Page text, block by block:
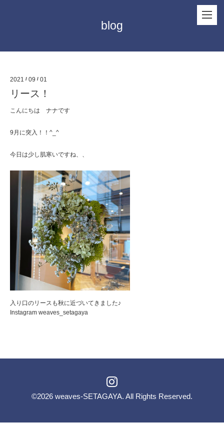
blog
2021 / 09 / 01
リース！
こんにちは ナナです
9月に突入！！^_^
今日は少し肌寒いですね、、
入り口のリースも秋に近づいてきました♪
Instagram weaves_setagaya
©2026 weaves-SETAGAYA. All Rights Reserved.